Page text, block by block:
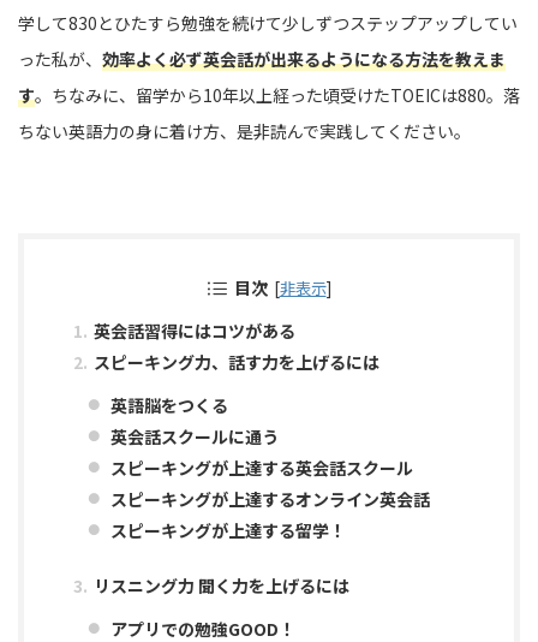
学して830とひたすら勉強を続けて少しずつステップアップしてい
った私が、 効率よく必ず英会話が出来るようになる方法を教えま
す。ちなみに、留学から10年以上経った頃受けたTOEICは880。落
ちない英語力の身に着け方、是非読んで実践してください。
目次 [非表示]
英会話習得にはコツがある
スピーキング力、話す力を上げるには
英語脳をつくる
英会話スクールに通う
スピーキングが上達する英会話スクール
スピーキングが上達するオンライン英会話
スピーキングが上達する留学！
リスニング力 聞く力を上げるには
アプリでの勉強GOOD！